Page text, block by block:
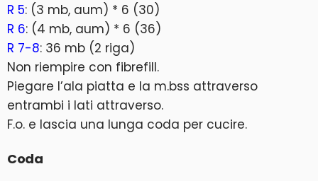
R 5: (3 mb, aum) * 6 (30)
R 6: (4 mb, aum) * 6 (36)
R 7-8: 36 mb (2 riga)
Non riempire con fibrefill.
Piegare l’ala piatta e la m.bss attraverso
entrambi i lati attraverso.
F.o. e lascia una lunga coda per cucire.
Coda